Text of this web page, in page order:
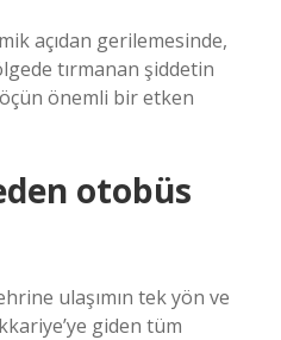
açıdan gerilemesinde,
tırmanan şiddetin
önemli bir etken
otobüs
ulaşımın tek yön ve
giden tüm